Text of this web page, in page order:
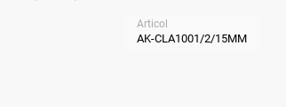
Articol
AK-CLA1001/2/15MM